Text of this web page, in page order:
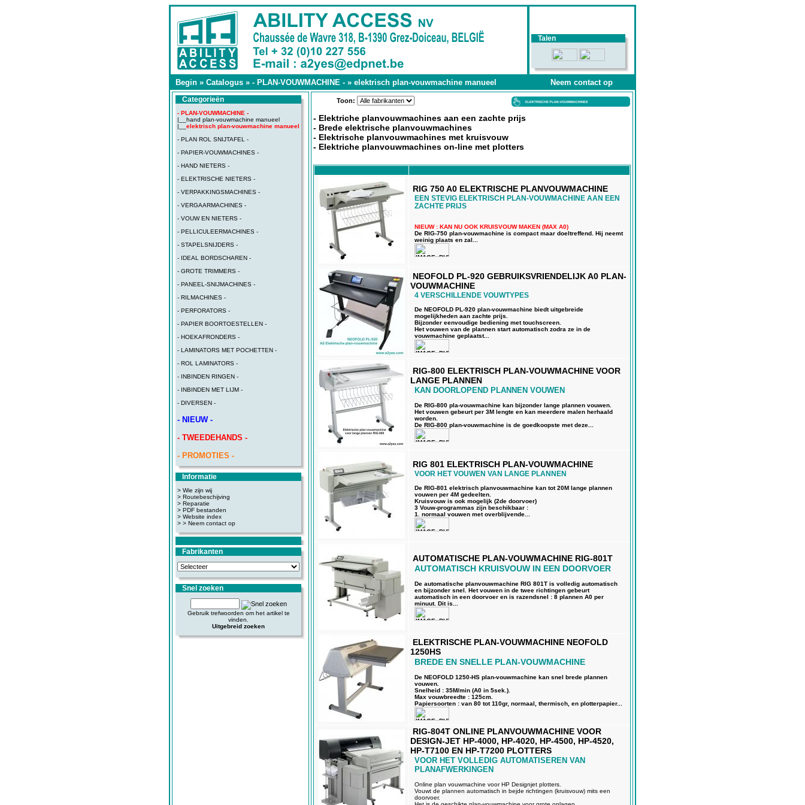
Talen
Begin » Catalogus » - PLAN-VOUWMACHINE - » elektrisch plan-vouwmachine manueel Neem contact op
Categorieën
- PLAN-VOUWMACHINE -
|__ hand plan-vouwmachine manueel
|__ elektrisch plan-vouwmachine manueel
- PLAN ROL SNIJTAFEL -
- PAPIER-VOUWMACHINES -
- HAND NIETERS -
- ELEKTRISCHE NIETERS -
- VERPAKKINGSMACHINES -
- VERGAARMACHINES -
- VOUW EN NIETERS -
- PELLICULEERMACHINES -
- STAPELSNIJDERS -
- IDEAL BORDSCHAREN -
- GROTE TRIMMERS -
- PANEEL-SNIJMACHINES -
- RILMACHINES -
- PERFORATORS -
- PAPIER BOORTOESTELLEN -
- HOEKAFRONDERS -
- LAMINATORS MET POCHETTEN -
- ROL LAMINATORS -
- INBINDEN RINGEN -
- INBINDEN MET LIJM -
- DIVERSEN -
- NIEUW -
- TWEEDEHANDS -
- PROMOTIES -
Informatie
> Wie zijn wij
> Routebeschijving
> Reparatie
> PDF bestanden
> Website index
> > Neem contact op
Fabrikanten
Snel zoeken
Gebruik trefwoorden om het artikel te
vinden.
Uitgebreid zoeken
Toon:
- Elektriche planvouwmachines aan een zachte prijs
- Brede elektrische planvouwmachines
- Elektrische planvouwmachines met kruisvouw
- Elektriche planvouwmachines on-line met plotters
RIG 750 A0 ELEKTRISCHE PLANVOUWMACHINE
EEN STEVIG ELEKTRISCH PLAN-VOUWMACHINE AAN EEN
ZACHTE PRIJS
NIEUW : KAN NU OOK KRUISVOUW MAKEN (MAX A0)
De RIG-750 plan-vouwmachine is compact maar doeltreffend. Hij neemt
weinig plaats en zal...
NEOFOLD PL-920 GEBRUIKSVRIENDELIJK A0 PLAN-
VOUWMACHINE
4 VERSCHILLENDE VOUWTYPES
De NEOFOLD PL-920 plan-vouwmachine biedt uitgebreide
mogelijkheden aan zachte prijs.
Bijzonder eenvoudige bediening met touchscreen.
Het vouwen van de plannen start automatisch zodra ze in de
vouwmachine geplaatst...
RIG-800 ELEKTRISCH PLAN-VOUWMACHINE VOOR
LANGE PLANNEN
KAN DOORLOPEND PLANNEN VOUWEN
De RIG-800 pla-vouwmachine kan bijzonder lange plannen vouwen.
Het vouwen gebeurt per 3M lengte en kan meerdere malen herhaald
worden.
De RIG-800 plan-vouwmachine is de goedkoopste met deze...
RIG 801 ELEKTRISCH PLAN-VOUWMACHINE
VOOR HET VOUWEN VAN LANGE PLANNEN
De RIG-801 elektrisch planvouwmachine kan tot 20M lange plannen
vouwen per 4M gedeelten.
Kruisvouw is ook mogelijk (2de doorvoer)
3 Vouw-programmas zijn beschikbaar :
1. normaal vouwen met overblijvende...
AUTOMATISCHE PLAN-VOUWMACHINE RIG-801T
AUTOMATISCH KRUISVOUW IN EEN DOORVOER
De automatische planvouwmachine RIG 801T is volledig automatisch
en bijzonder snel. Het vouwen in de twee richtingen gebeurt
automatisch in een doorvoer en is razendsnel : 8 plannen A0 per
minuut. Dit is...
ELEKTRISCHE PLAN-VOUWMACHINE NEOFOLD
1250HS
BREDE EN SNELLE PLAN-VOUWMACHINE
De NEOFOLD 1250-HS plan-vouwmachine kan snel brede plannen
vouwen.
Snelheid : 35M/min (A0 in 5sek.).
Max vouwbreedte : 125cm.
Papiersoorten : van 80 tot 110gr, normaal, thermisch, en plotterpapier...
RIG-804T ONLINE PLANVOUWMACHINE VOOR
DESIGN-JET HP-4000, HP-4020, HP-4500, HP-4520,
HP-T7100 EN HP-T7200 PLOTTERS
VOOR HET VOLLEDIG AUTOMATISEREN VAN
PLANAFWERKINGEN
Online plan vouwmachine voor HP Designjet plotters.
Vouwt de plannen automatisch in bejde richtingen (kruisvouw) mits een
doorvoer.